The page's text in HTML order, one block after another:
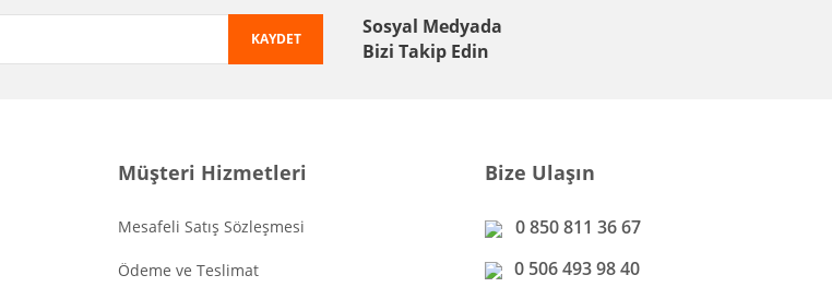
KAYDET
Sosyal Medyada
Bizi Takip Edin
Müşteri Hizmetleri
Mesafeli Satış Sözleşmesi
Ödeme ve Teslimat
Bize Ulaşın
0 850 811 36 67
0 506 493 98 40